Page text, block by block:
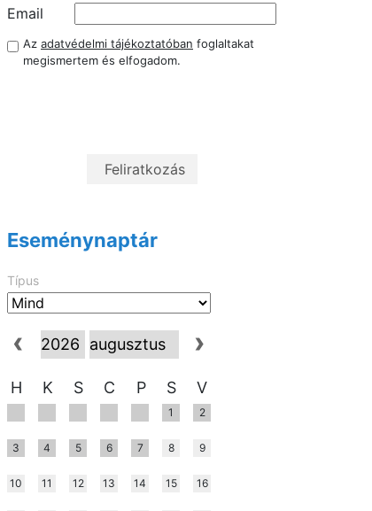
Email
Az adatvédelmi tájékoztatóban foglaltakat
megismertem és elfogadom.
Eseménynaptár
Típus
H K S C P S V
1 2
3 4 5 6 7 8 9
10 11 12 13 14 15 16